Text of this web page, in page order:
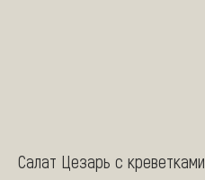
Салат Цезарь с креветками